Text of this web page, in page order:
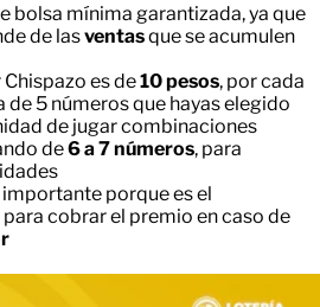
bolsa mínima garantizada, ya que
de lasventasque se acumulen
es de10 pesos, por cada
5 números que hayas elegido
de jugar combinaciones
de6 a 7 números, para
porque es el
cobrar el premio en caso de